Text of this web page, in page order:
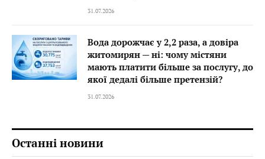
31.07.2026
Вода дорожчає у 2,2 раза, а довіра
житомирян — ні: чому містяни
мають платити більше за послугу, до
якої дедалі більше претензій?
31.07.2026
Останні новини